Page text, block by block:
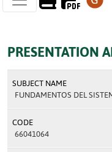
PRESENTATION
SUBJECT NAME
FUNDAMENTOS DEL
CODE
66041064